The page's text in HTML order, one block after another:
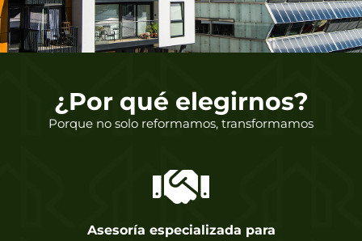
¿Por qué elegirnos?
Porque no solo reformamos, transformamos
Asesoría especializada para